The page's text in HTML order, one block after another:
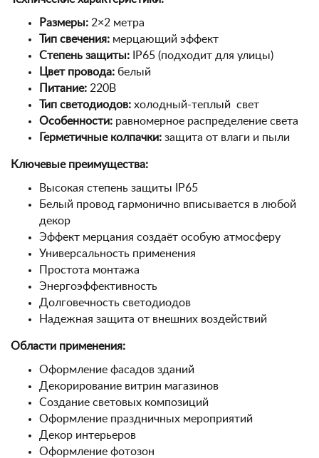
Размеры: 2×2 метра
Тип свечения: мерцающий эффект
Степень защиты: IP65 (подходит для улицы)
Цвет провода: белый
Питание: 220В
Тип светодиодов: холодный-теплый свет
Особенности: равномерное распределение света
Герметичные колпачки: защита от влаги и пыли
Ключевые преимущества:
Высокая степень защиты IP65
Белый провод гармонично вписывается в любой
декор
Эффект мерцания создаёт особую атмосферу
Универсальность применения
Простота монтажа
Энергоэффективность
Долговечность светодиодов
Надежная защита от внешних воздействий
Области применения:
Оформление фасадов зданий
Декорирование витрин магазинов
Создание световых композиций
Оформление праздничных мероприятий
Декор интерьеров
Оформление фотозон